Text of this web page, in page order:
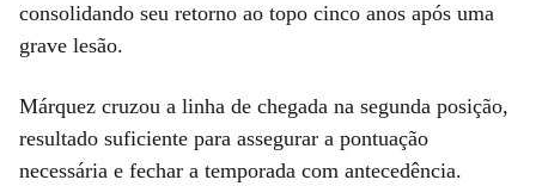
consolidando seu retorno ao topo cinco anos após uma
grave lesão.
Márquez cruzou a linha de chegada na segunda posição,
resultado suficiente para assegurar a pontuação
necessária e fechar a temporada com antecedência.